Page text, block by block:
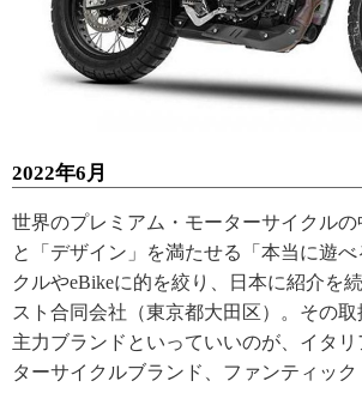
2022年6月
世界のプレミアム・モーターサイクルの
と「デザイン」を満たせる「本当に遊
クルやeBikeに的を絞り、日本に紹介を
スト合同会社（東京都大田区）。その
主力ブランドといっていいのが、イタ
ターサイクルブランド、ファンティック